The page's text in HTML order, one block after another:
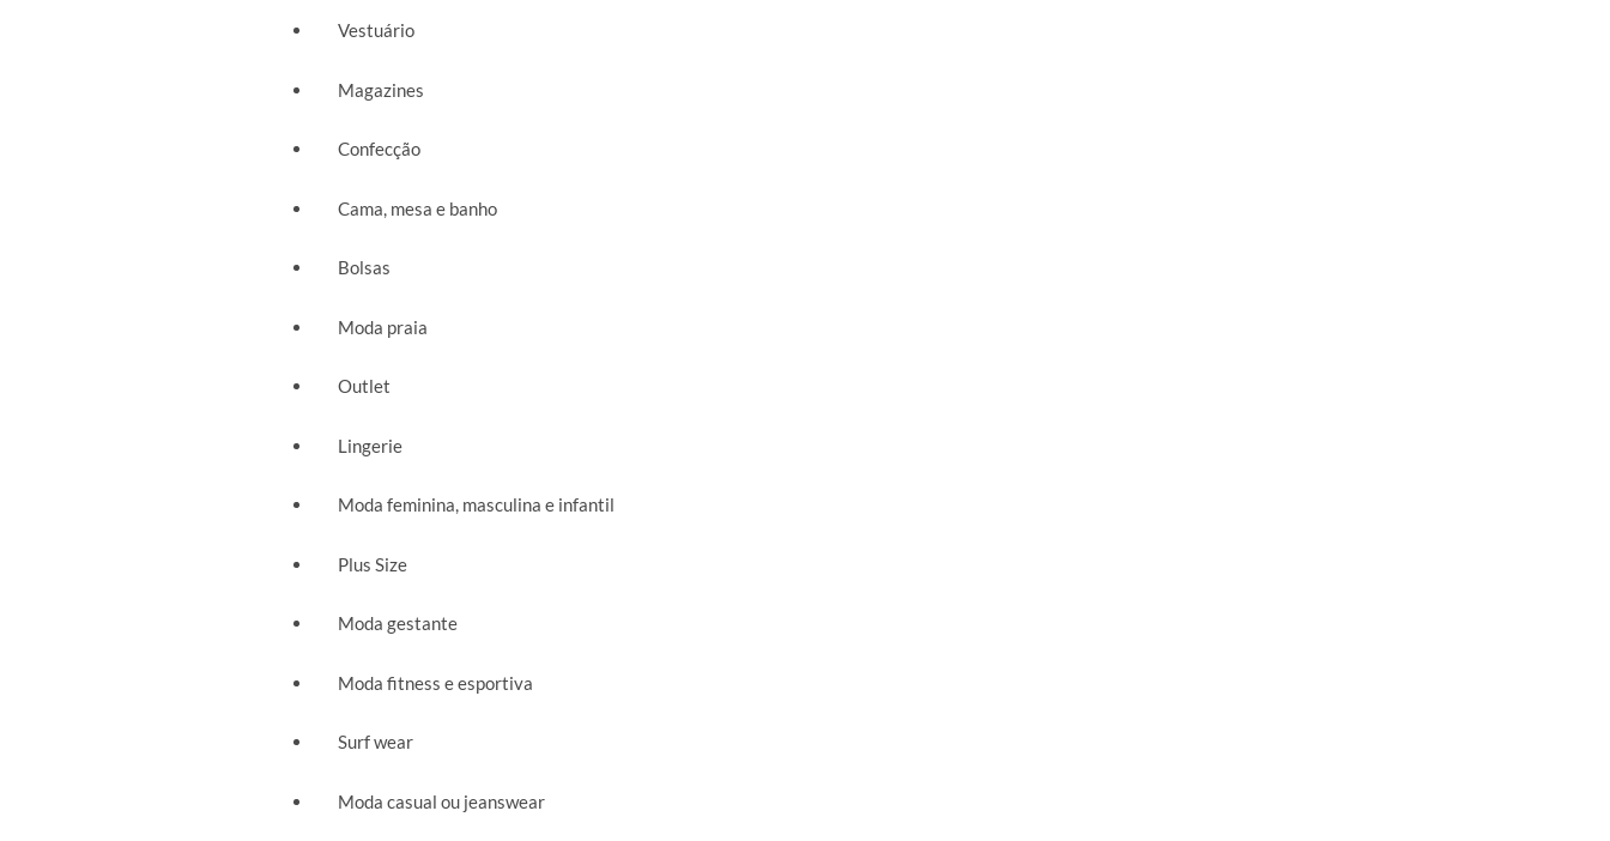
Vestuário
Magazines
Confecção
Cama, mesa e banho
Bolsas
Moda praia
Outlet
Lingerie
Moda feminina, masculina e infantil
Plus Size
Moda gestante
Moda fitness e esportiva
Surf wear
Moda casual ou jeanswear